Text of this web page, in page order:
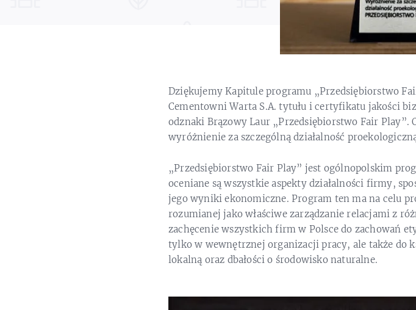
Dziękujemy Kapitule programu „Przedsiębiorstwo
Cementowni Warta S.A. tytułu i certyfikatu jakości
odznaki Brązowy Laur „Przedsiębiorstwo Fair
wyróżnienie za szczególną działalność
„Przedsiębiorstwo Fair Play” jest ogólnopolskim
oceniane są wszystkie aspekty działalności firmy,
jego wyniki ekonomiczne. Program ten ma na celu
rozumianej jako właściwe zarządzanie relacjami z
zachęcenie wszystkich firm w Polsce do zachowań
tylko w wewnętrznej organizacji pracy, ale także do
lokalną oraz dbałości o środowisko naturalne.